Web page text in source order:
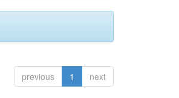
previous 1 next